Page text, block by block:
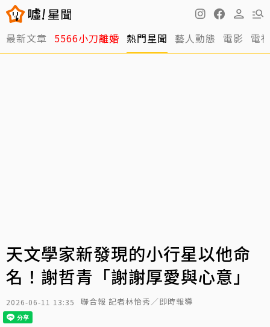
最新文章 5566小刀離婚 熱門星聞 藝人動態 電影 電
天文學家新發現的小行星以他命
名！謝哲青「謝謝厚愛與心意」
2026-06-11 13:35 聯合報 記者林怡秀／即時報導